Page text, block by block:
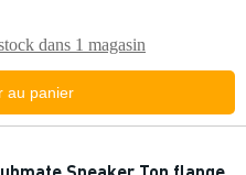
dans 1 magasin
au panier